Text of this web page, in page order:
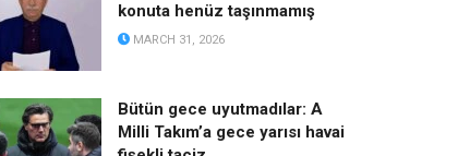
konuta henüz taşınmamış
MARCH 31, 2026
Bütün gece uyutmadılar: A
Milli Takım’a gece yarısı havai